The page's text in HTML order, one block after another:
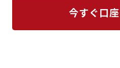
今すぐ口